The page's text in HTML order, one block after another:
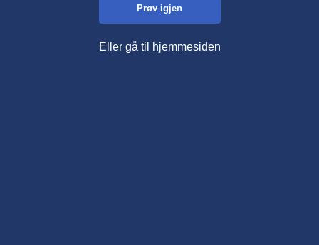
Prøv igjen
Eller gå til hjemmesiden